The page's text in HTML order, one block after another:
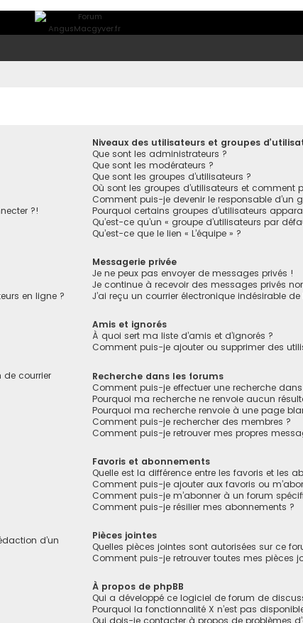
?!
en ligne ?
de courrier
d’un
Niveaux des utilisateurs et groupes
Que sont les administrateurs ?
Que sont les modérateurs ?
Que sont les groupes d’utilisateurs ?
Où sont les groupes d’utilisateurs et comment
Comment puis-je devenir le responsable d’un
Pourquoi certains groupes d’utilisateurs
Qu’est-ce qu’un « groupe d’utilisateurs par
Qu’est-ce que le lien « L’équipe » ?
Messagerie privée
Je ne peux pas envoyer de messages privés !
Je continue à recevoir des messages privés
J’ai reçu un courrier électronique indésirable
Amis et ignorés
À quoi sert ma liste d’amis et d’ignorés ?
Comment puis-je ajouter ou supprimer des
Recherche dans les forums
Comment puis-je effectuer une recherche
Pourquoi ma recherche ne renvoie aucun
Pourquoi ma recherche renvoie à une page
Comment puis-je rechercher des membres ?
Comment puis-je retrouver mes propres
Favoris et abonnements
Quelle est la différence entre les favoris et les
Comment puis-je ajouter aux favoris ou
Comment puis-je m’abonner à un forum
Comment puis-je résilier mes abonnements ?
Pièces jointes
Quelles pièces jointes sont autorisées sur ce
Comment puis-je retrouver toutes mes pièces
À propos de phpBB
Qui a développé ce logiciel de forum de
Pourquoi la fonctionnalité X n’est pas